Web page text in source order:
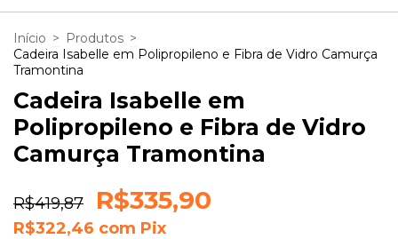
Início > Produtos >
Cadeira Isabelle em Polipropileno e Fibra de Vidro Camurça
Tramontina
Cadeira Isabelle em
Polipropileno e Fibra de Vidro
Camurça Tramontina
R$419,87 R$335,90
R$322,46 com Pix